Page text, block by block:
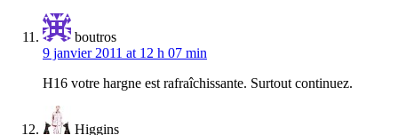
boutros
9 janvier 2011 at 12 h 07 min
H16 votre hargne est rafraîchissante. Surtout continuez.
Higgins